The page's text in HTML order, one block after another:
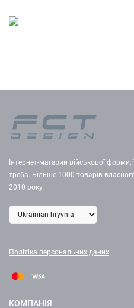
Інтернет-магазин військової
треба. Більше 1000 товарів
2010 року.
Політіка персональних даних
КОМПАНІЯ